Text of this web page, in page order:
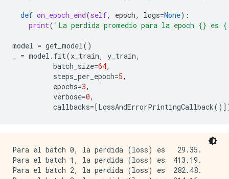
def on_epoch_end(self, epoch, logs=None):
print( 'La perdida promedio para la epoch {} es
model = get_model()
= model . fit(x_train, y_train,
batch_size=64,
steps_per_epoch=5,
epochs=3,
verbose=0,
callbacks=[LossAndErrorPrintingCallback
Para el batch 0, la perdida (loss) es   29.35.
Para el batch 1, la perdida (loss) es  413.19.
Para el batch 2, la perdida (loss) es  282.48.